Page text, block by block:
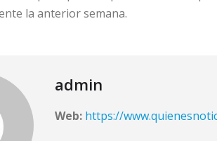
la anterior semana.
admin
Web: https://